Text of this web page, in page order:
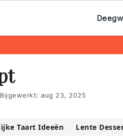
Bijgewerkt: aug 23, 2025
Taart Ideeën Lente